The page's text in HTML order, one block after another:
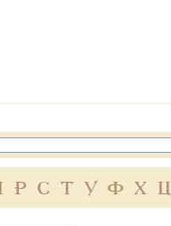
Р С Т У Ф Х Ц